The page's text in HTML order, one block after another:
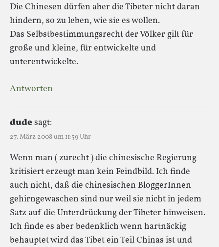
Die Chinesen dürfen aber die Tibeter nicht daran
hindern, so zu leben, wie sie es wollen.
Das Selbstbestimmungsrecht der Völker gilt für
große und kleine, für entwickelte und
unterentwickelte.
Antworten
dudesagt:
27. März 2008 um 11:59 Uhr
Wenn man ( zurecht ) die chinesische Regierung
kritisiert erzeugt man kein Feindbild. Ich finde
auch nicht, daß die chinesischen BloggerInnen
gehirngewaschen sind nur weil sie nicht in jedem
Satz auf die Unterdrückung der Tibeter hinweisen.
Ich finde es aber bedenklich wenn hartnäckig
behauptet wird das Tibet ein Teil Chinas ist und